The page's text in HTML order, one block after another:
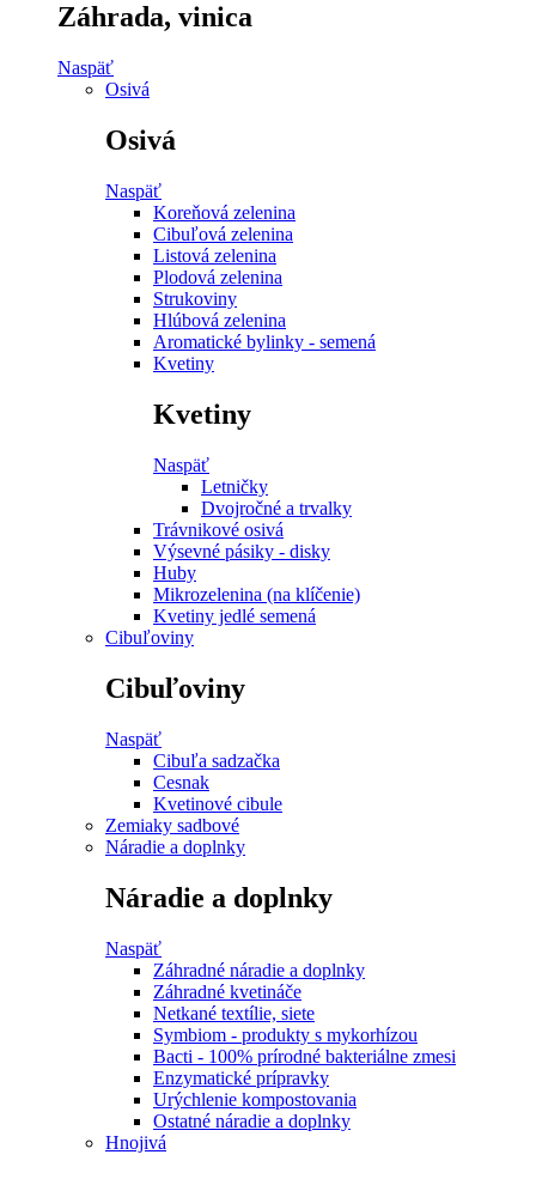
Záhrada, vinica
Naspäť
Osivá
Osivá
Naspäť
Koreňová zelenina
Cibuľová zelenina
Listová zelenina
Plodová zelenina
Strukoviny
Hlúbová zelenina
Aromatické bylinky - semená
Kvetiny
Kvetiny
Naspäť
Letničky
Dvojročné a trvalky
Trávnikové osivá
Výsevné pásiky - disky
Huby
Mikrozelenina (na klíčenie)
Kvetiny jedlé semená
Cibuľoviny
Cibuľoviny
Naspäť
Cibuľa sadzačka
Cesnak
Kvetinové cibule
Zemiaky sadbové
Náradie a doplnky
Náradie a doplnky
Naspäť
Záhradné náradie a doplnky
Záhradné kvetináče
Netkané textílie, siete
Symbiom - produkty s mykorhízou
Bacti - 100% prírodné bakteriálne zmesi
Enzymatické prípravky
Urýchlenie kompostovania
Ostatné náradie a doplnky
Hnojivá